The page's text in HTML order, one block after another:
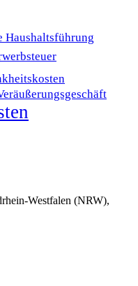
Haushaltsführung
Westfalen (NRW),